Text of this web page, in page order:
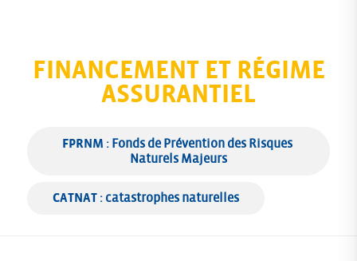
FINANCEMENT ET RÉGIME
ASSURANTIEL
FPRNM : Fonds de Prévention des Risques
Naturels Majeurs
CATNAT : catastrophes naturelles